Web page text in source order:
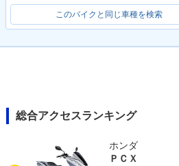
このバイクと同じ車種を検索
総合アクセスランキング
ホンダ
ＰＣＸ